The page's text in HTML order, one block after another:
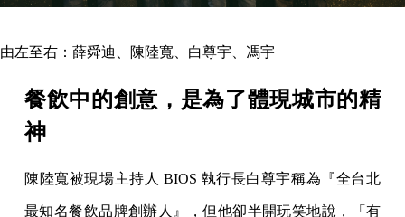
由左至右：薛舜迪、陳陸寬、白尊宇、馮宇
餐飲中的創意，是為了體現城市的精
神
陳陸寬被現場主持人 BIOS 執行長白尊宇稱為『全台北
最知名餐飲品牌創辦人』，但他卻半開玩笑地說，「有